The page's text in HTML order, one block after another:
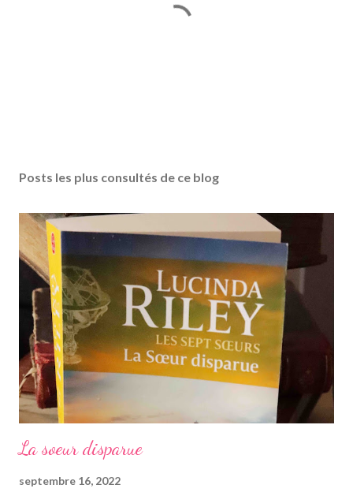
r
t
c
o
m
m
n
a
Posts les plus consultés de ce blog
La soeur disparue
septembre 16, 2022